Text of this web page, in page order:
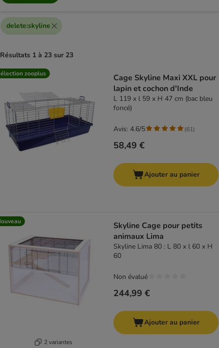
delete:skyline
Résultats 1 à 23 sur 23
product items have been changed
zooplus
Cage Skyline Maxi XXL pour
lapin et cochon d'Inde
L 119 x l 59 x H 47 cm (bac bleu
foncé)
58,49 €
Avis: 4.6/5 (61)
Ajouter au panier
2 variantes
Skyline Cage pour petits
animaux Lima
Skyline Lima 80 : L 80 x l 60 x H
60
244,99 €
Non évalué
Ajouter au panier